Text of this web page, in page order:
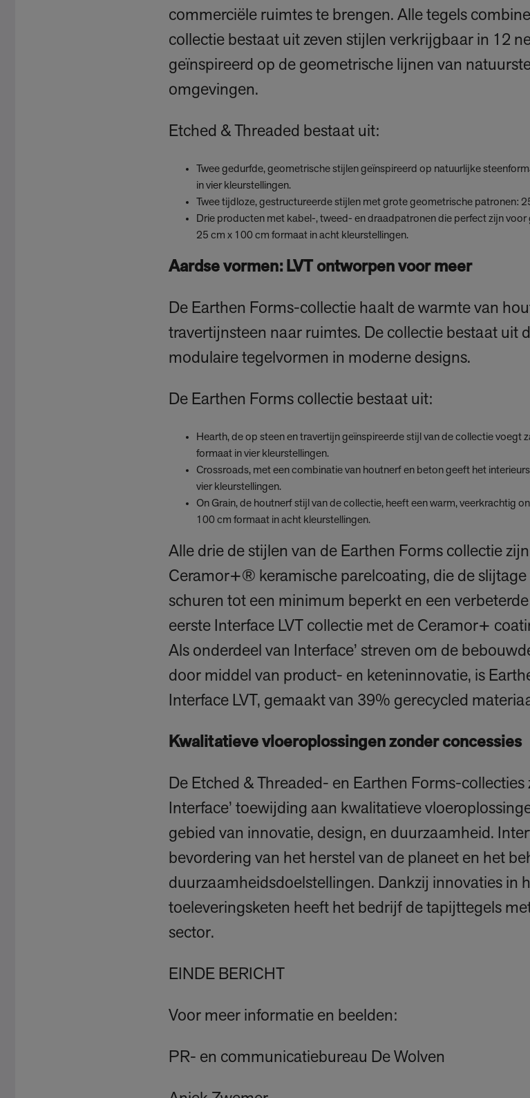
commerciële ruimtes te brengen. Alle tegels
collectie bestaat uit zeven stijlen verkrijgbaar in 12
geïnspireerd op de geometrische lijnen van
omgevingen.
Etched & Threaded bestaat uit:
Twee gedurfde, geometrische stijlen geïnspireerd op natuurlijke
in vier kleurstellingen.
Twee tijdloze, gestructureerde stijlen met grote geometrische patronen:
Drie producten met kabel-, tweed- en draadpatronen die perfect zijn
25 cm x 100 cm formaat in acht kleurstellingen.
Aardse vormen: LVT ontworpen voor meer
De Earthen Forms-collectie haalt de warmte van
travertijnsteen naar ruimtes. De collectie bestaat uit
modulaire tegelvormen in moderne designs.
De Earthen Forms collectie bestaat uit:
Hearth, de op steen en travertijn geïnspireerde stijl van de collectie voegt
formaat in vier kleurstellingen.
Crossroads, met een combinatie van houtnerf en beton geeft het
vier kleurstellingen.
On Grain, de houtnerf stijl van de collectie, heeft een warm, veerkrachtig
100 cm formaat in acht kleurstellingen.
Alle drie de stijlen van de Earthen Forms collectie
Ceramor+® keramische parelcoating, die de slijtage
schuren tot een minimum beperkt en een
eerste Interface LVT collectie met de Ceramor+
Als onderdeel van Interface’ streven om de
door middel van product- en keteninnovatie, is
Interface LVT, gemaakt van 39% gerecycled
Kwalitatieve vloeroplossingen zonder concessies
De Etched & Threaded- en Earthen Forms-
Interface’ toewijding aan kwalitatieve
gebied van innovatie, design, en duurzaamheid.
bevordering van het herstel van de planeet en het
duurzaamheidsdoelstellingen. Dankzij innovaties in
toeleveringsketen heeft het bedrijf de tapijttegels
sector.
EINDE BERICHT
Voor meer informatie en beelden:
PR- en communicatiebureau De Wolven